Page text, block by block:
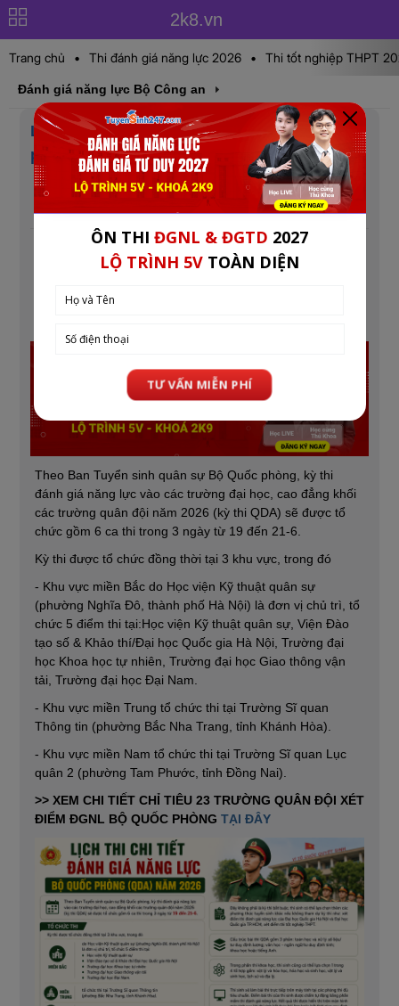
2k8.vn
Trang chủ • Thi đánh giá năng lực 2026 • Thi tốt nghiệp THPT
Đánh giá năng lực Bộ Công an
Lịch thi chi tiết Đánh giá năng lực Bộ quốc
phòng (QDA) năm 2026
Cập nhật lúc: 08:33 10-06-2026 Mục tin: Đánh giá năng lực Bộ Công an
Ngày 9-6, Ban Tuyển sinh quân sự Bộ Quốc phòng
đội năm 2026 sẽ diễn ra trong 3 ngày từ 19-6 đến
Theo Ban Tuyển sinh quân sự Bộ Quốc phòng, kỳ thi
đánh giá năng lực vào các trường đại học, cao đẳng khối
các trường quân đội năm 2026 (kỳ thi QDA) sẽ được tổ
chức gồm 6 ca thi trong 3 ngày từ 19 đến 21-6.
Kỳ thi được tổ chức đồng thời tại 3 khu vực, trong đó
- Khu vực miền Bắc do Học viện Kỹ thuật quân sự
(phường Nghĩa Đô, thành phố Hà Nội) là đơn vị chủ trì, tổ
chức 5 điểm thi tại:Học viện Kỹ thuật quân sự, Viện Đào
tạo số & Khảo thí/Đại học Quốc gia Hà Nội, Trường đại
học Khoa học tự nhiên, Trường đại học Giao thông vận
tải, Trường đại học Đại Nam.
- Khu vực miền Trung tổ chức thi tại Trường Sĩ quan
Thông tin (phường Bắc Nha Trang, tỉnh Khánh Hòa).
- Khu vực miền Nam tổ chức thi tại Trường Sĩ quan Lục
quân 2 (phường Tam Phước, tỉnh Đồng Nai).
>> XEM CHI TIẾT CHỈ TIÊU 23 TRƯỜNG QUÂN ĐỘI XÉT
ĐIỂM ĐGNL BỘ QUỐC PHÒNG TẠI ĐÂY